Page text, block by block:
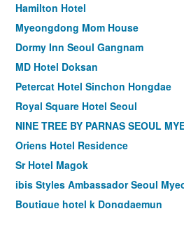
Hamilton Hotel
Myeongdong Mom House
Dormy Inn Seoul Gangnam
MD Hotel Doksan
Petercat Hotel Sinchon Hongdae
Royal Square Hotel Seoul
NINE TREE BY PARNAS SEOUL
Oriens Hotel Residence
Sr Hotel Magok
ibis Styles Ambassador Seoul
Boutique hotel k Dongdaemun